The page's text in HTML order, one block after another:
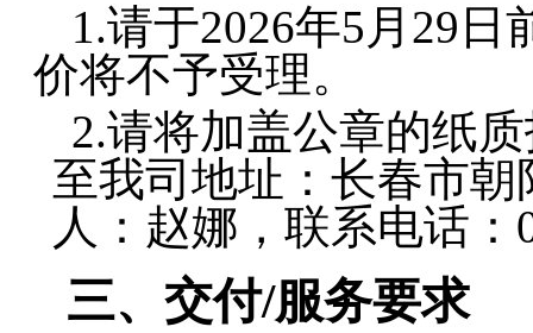
1.请于2026年5 月 29 日
价将不予受理。
2.请将加盖公章的纸
至我司地址：长春市朝
人： 赵娜，联系电话：
三、交付/服务要求